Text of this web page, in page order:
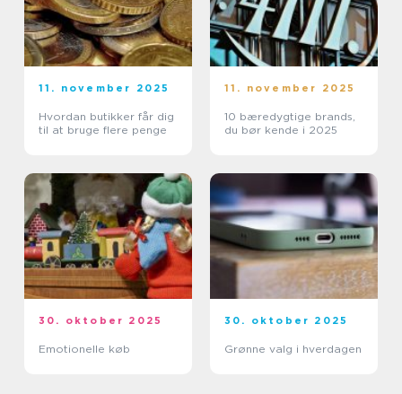
11. november 2025
Hvordan butikker får dig
til at bruge flere penge
11. november 2025
10 bæredygtige brands,
du bør kende i 2025
30. oktober 2025
Emotionelle køb
30. oktober 2025
Grønne valg i hverdagen